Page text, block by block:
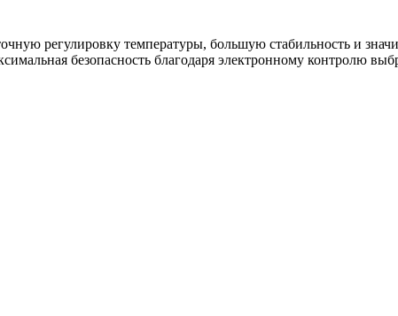
регулировку температуры, большую стабильность и
безопасность благодаря электронному контролю